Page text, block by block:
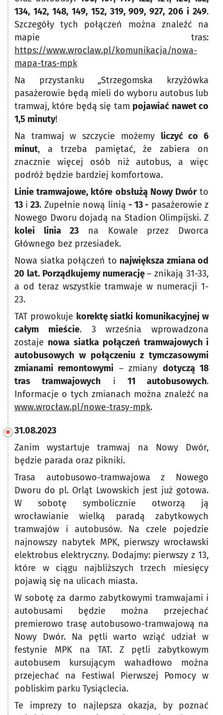
134, 142, 148, 149, 152, 319, 909, 927, 206 i 249.
Szczegóły tych połączeń można znaleźć na
mapie tras:
https://www.wroclaw.pl/komunikacja/nowa-
mapa-tras-mpk
Na przystanku „Strzegomska krzyżówka
pasażerowie będą mieli do wyboru autobus lub
tramwaj, które będą się tam pojawiać nawet co
1,5 minuty!
Na tramwaj w szczycie możemy liczyć co 6
minut, a trzeba pamiętać, że zabiera on
znacznie więcej osób niż autobus, a więc
podróż będzie bardziej komfortowa.
Linie tramwajowe, które obsłużą Nowy Dwórto
13 i 23. Zupełnie nową linią - 13 - pasażerowie z
Nowego Dworu dojadą na Stadion Olimpijski. Z
kolei linia 23 na Kowale przez Dworca
Głównego bez przesiadek.
Nowa siatka połączeń to największa zmiana od
20 lat. Porządkujemy numerację– znikają 31-33,
a od teraz wszystkie tramwaje w numeracji 1-
23.
TAT prowokuje korektę siatki komunikacyjnej w
całym mieście. 3 września wprowadzona
zostaje nowa siatka połączeń tramwajowych i
autobusowych w połączeniu z tymczasowymi
zmianami remontowymi – zmiany dotyczą 18
tras tramwajowych i 11 autobusowych.
Informacje o tych zmianach można znaleźć na
www.wrocław.pl/nowe-trasy-mpk.
31.08.2023
Zanim wystartuje tramwaj na Nowy Dwór,
będzie parada oraz pikniki.
Trasa autobusowo-tramwajowa z Nowego
Dworu do pl. Orląt Lwowskich jest już gotowa.
W sobotę symbolicznie otworzą ją
wrocławianie wielką paradą zabytkowych
tramwajów i autobusów. Na czele pojedzie
najnowszy nabytek MPK, pierwszy wrocławski
elektrobus elektryczny. Dodajmy: pierwszy z 13,
które w ciągu najbliższych trzech miesięcy
pojawią się na ulicach miasta.
W sobotę za darmo zabytkowymi tramwajami i
autobusami będzie można przejechać
premierowo trasę autobusowo-tramwajową na
Nowy Dwór. Na pętli warto wziąć udział w
festynie MPK na TAT. Z pętli zabytkowym
autobusem kursującym wahadłowo można
przejechać na Festiwal Pierwszej Pomocy w
pobliskim parku Tysiąclecia.
Te imprezy to najlepsza okazja, by poznać